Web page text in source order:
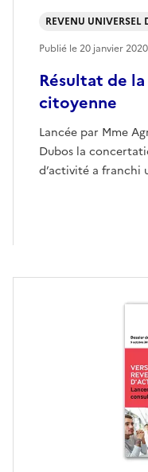
Résultat de
citoyenne
Lancée par Mme
Dubos la
d’activité a franchi
REVENU UNIVERSEL
Publié le20 janvier 2020